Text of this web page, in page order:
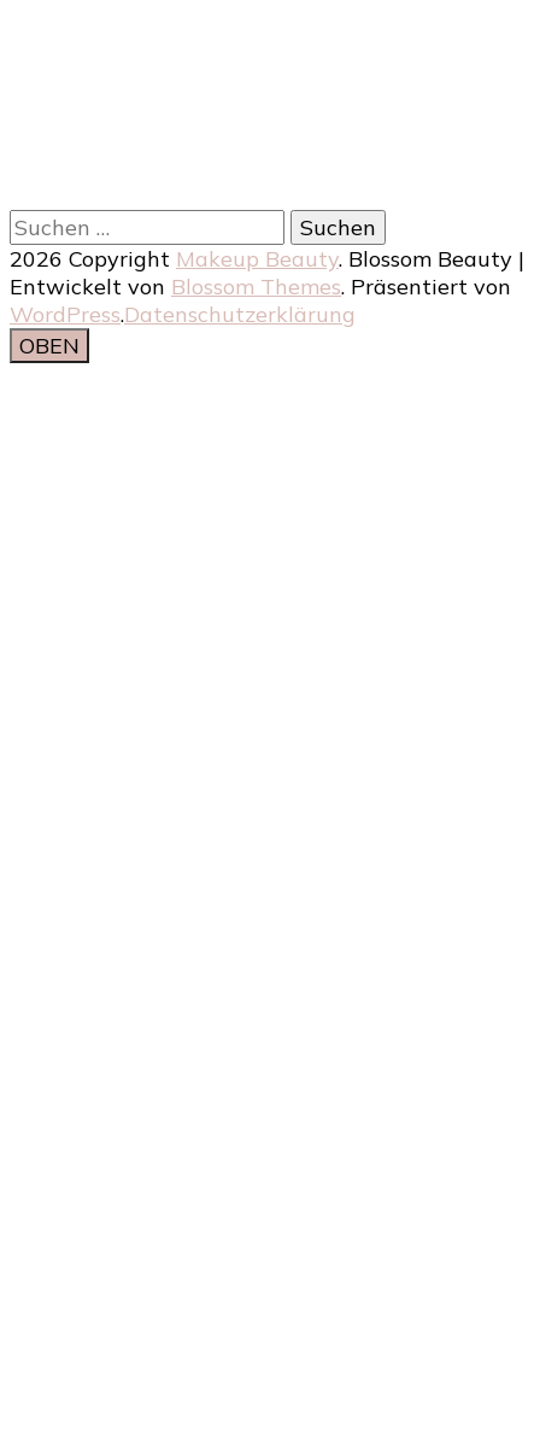
Suchen
nach:
2026 Copyright Makeup Beauty. Blossom Beauty |
Entwickelt von Blossom Themes. Präsentiert von
WordPress.Datenschutzerklärung
OBEN